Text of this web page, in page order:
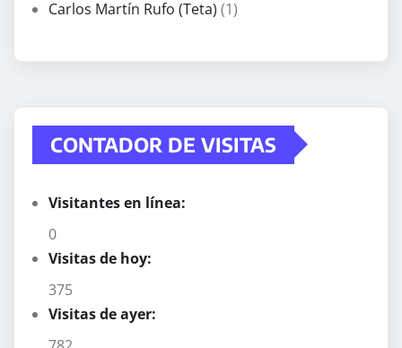
Carlos Martín Rufo (Teta) (1)
CONTADOR DE VISITAS
Visitantes en línea:
0
Visitas de hoy:
375
Visitas de ayer: